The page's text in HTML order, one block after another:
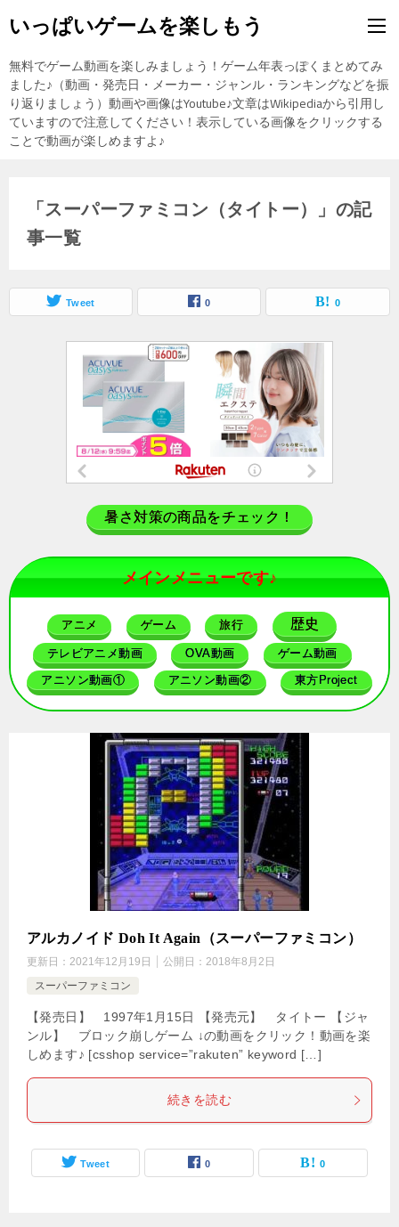
いっぱいゲームを楽しもう
無料でゲーム動画を楽しみましょう！ゲーム年表っぽくまとめてみ
ました♪（動画・発売日・メーカー・ジャンル・ランキングなどを振
り返りましょう）動画や画像はYoutube♪文章はWikipediaから引用し
ていますので注意してください！表示している画像をクリックする
ことで動画が楽しめますよ♪
「スーパーファミコン（タイトー）」の記
事一覧
Tweet 0 0
暑さ対策の商品をチェック！
メインメニューです♪
アニメ ゲーム 旅行 歴史
テレビアニメ動画 OVA動画 ゲーム動画
アニソン動画① アニソン動画② 東方Project
アルカノイド Doh It Again（スーパーファミコン）
更新日： 2021年12月19日 公開日： 2018年8月2日
スーパーファミコン
【発売日】 1997年1月15日 【発売元】 タイトー 【ジャ
ンル】 ブロック崩しゲーム ↓の動画をクリック！動画を楽
しめます♪ [csshop service=”rakuten” keyword […]
続きを読む
Tweet 0 0